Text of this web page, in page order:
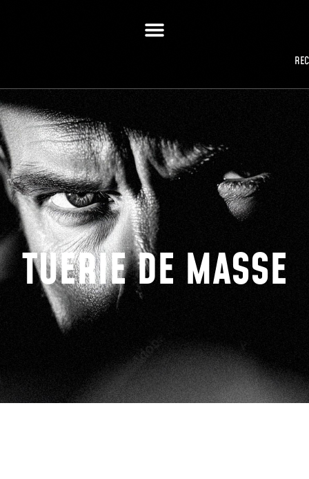
TUERIE DE MASSE